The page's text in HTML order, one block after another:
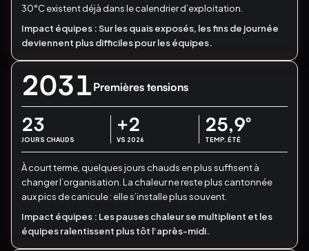
30°C existent déjà dans le calendrier d’exploitation.
Impact équipes :Sur les quais exposés, les fins de journée
deviennent plus difficiles pour les équipes.
2031Premières tensions
23
JOURS CHAUDS
+2
VS 2026
25,9°
TEMP. ÉTÉ
À court terme, quelques jours chauds en plus suffisent à
changer l’organisation. La chaleur ne reste plus cantonnée
aux pics de canicule : elle s’installe plus souvent.
Impact équipes : Les pauses chaleur se multiplient et les
équipes ralentissent plus tôt l’après-midi.